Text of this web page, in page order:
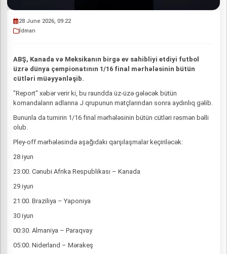
28 June 2026, 09:22
İdman
ABŞ, Kanada və Meksikanın birgə ev sahibliyi etdiyi futbol
üzrə dünya çempionatının 1/16 final mərhələsinin bütün
cütləri müəyyənləşib.
"Report" xəbər verir ki, bu raundda üz-üzə gələcək bütün
komandaların adlarına J qrupunun matçlarından sonra aydınlıq gəlib.
Bununla da turnirin 1/16 final mərhələsinin bütün cütləri rəsmən bəlli
olub.
Pley-off mərhələsində aşağıdakı qarşılaşmalar keçiriləcək:
28 iyun
23:00. Cənubi Afrika Respublikası – Kanada
29 iyun
21:00. Braziliya – Yaponiya
30 iyun
00:30. Almaniya – Paraqvay
05:00. Niderland – Mərakeş